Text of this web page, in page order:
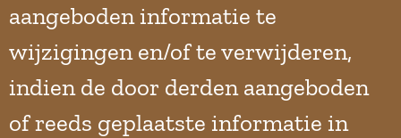
aangeboden informatie te
wijzigingen en/of te verwijderen,
indien de door derden aangeboden
of reeds geplaatste informatie in